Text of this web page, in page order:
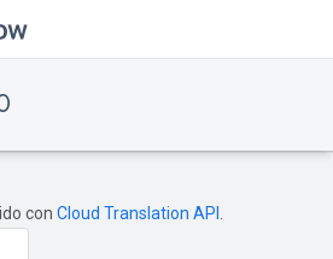
con Cloud Translation API